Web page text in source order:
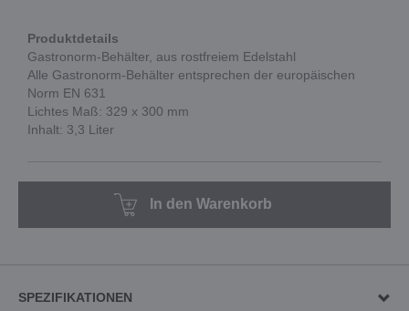
Produktdetails
Gastronorm-Behälter, aus rostfreiem Edelstahl
Alle Gastronorm-Behälter entsprechen der europäischen
Norm EN 631
Lichtes Maß: 329 x 300 mm
Inhalt: 3,3 Liter
In den Warenkorb
SPEZIFIKATIONEN